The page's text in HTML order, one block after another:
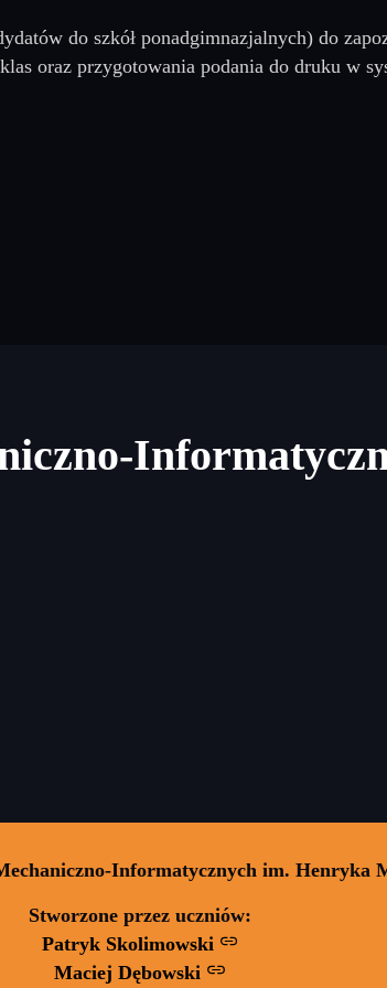
do szkół ponadgimnazjalnych) do
oraz przygotowania podania do druku w
Informatycznych im. Henryka
Stworzone przez uczniów:
Patryk Skolimowski
Maciej Dębowski